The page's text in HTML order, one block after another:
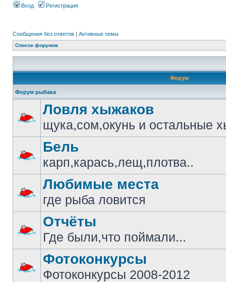
Вход Регистрация
Сообщения без ответов | Активные темы
Список форумов
Форум
Форум рыбака
Ловля хыжаков
щука,сом,окунь и остальные
Бель
карп,карась,лещ,плотва..
Любимые места
где рыба ловится
Отчёты
Где были,что поймали...
Фотоконкурсы
Фотоконкурсы 2008-2012